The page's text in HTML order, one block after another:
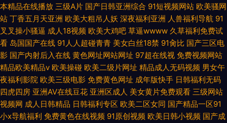
本精品在线播放 三级A片 国产日韩亚洲综合 91短视频网站 欧美骚网
站 丁香五月天亚洲 欧美大粗吊人妖 深夜福利亚洲 人兽福利导航 91
叉叉操小骚逼 成人18视频 欧美大鸡吧 草逼wwww 久草福利免费试
看 岛国国产在线 91人人超碰青青 美女白丝18禁 91肏比 国产三区电
影 国产内射后入在线 黄色网址网站网址 97超在线视 免费视频网站
精品欧美精品v 欧美操碰 欧美二级片网址 精品成人无码视频 男女午
夜福利影院 欧美三级电影 免费黄色网址 成年版快手 日韩福利无码
四虎四房 亚洲AV在线豆花 亚洲区成人 美女黄片免费观看 三级网站
视频网 成人日韩精品 日韩福利专区 欧美二区女同 国产精品一区91
小x导航福利 免费黄色在线视频 91原创视频 欧美日韩小视频 国产成